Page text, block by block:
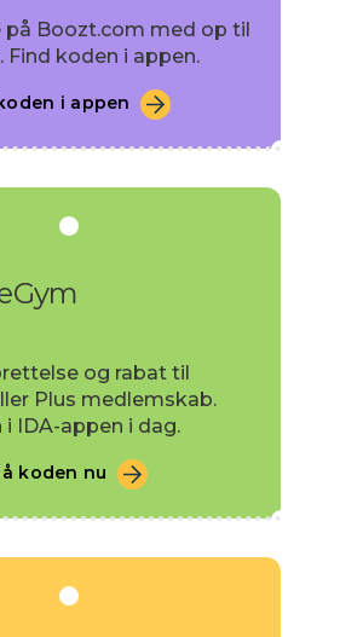
på Boozt.com med op til
Find koden i appen.
i appen
og rabat til
Plus medlemskab.
IDA-appen i dag.
koden nu